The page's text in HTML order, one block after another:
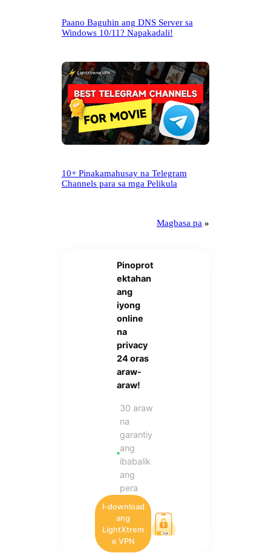
Paano Baguhin ang DNS Server sa
Windows 10/11? Napakadali!
10+ Pinakamahusay na Telegram
Channels para sa mga Pelikula
Magbasa pa »
Pinoprot
ektahan
ang
iyong
online
na
privacy
24 oras
araw-
araw!
30 araw
na
garantiy
ang
ibabalik
ang
pera
I-download
ang
LightXtrem
e VPN